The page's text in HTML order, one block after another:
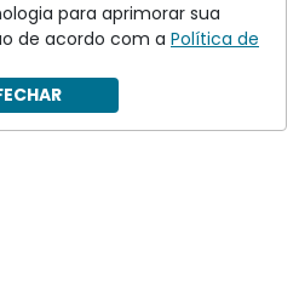
para aprimorar sua
de acordo com a Política de